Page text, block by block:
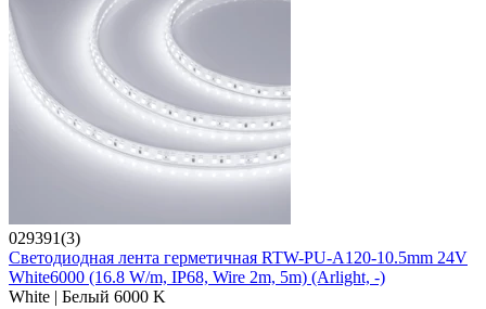
029391(3)
Светодиодная лента герметичная RTW-PU-A120-10.5mm 24V
White6000 (16.8 W/m, IP68, Wire 2m, 5m) (Arlight, -)
White | Белый 6000 K